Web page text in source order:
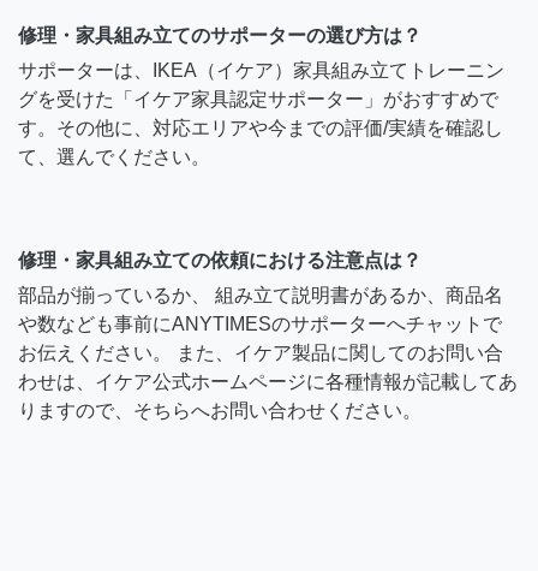
修理・家具組み立てのサポーターの選び方は？
サポーターは、IKEA（イケア）家具組み立てトレーニン
グを受けた「イケア家具認定サポーター」がおすすめで
す。その他に、対応エリアや今までの評価/実績を確認し
て、選んでください。
修理・家具組み立ての依頼における注意点は？
部品が揃っているか、 組み立て説明書があるか、商品名
や数なども事前にANYTIMESのサポーターへチャットで
お伝えください。 また、イケア製品に関してのお問い合
わせは、イケア公式ホームページに各種情報が記載してあ
りますので、そちらへお問い合わせください。